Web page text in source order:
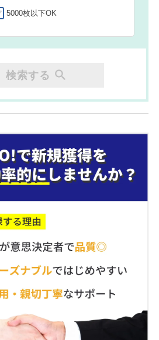
5000枚以下OK
検索する